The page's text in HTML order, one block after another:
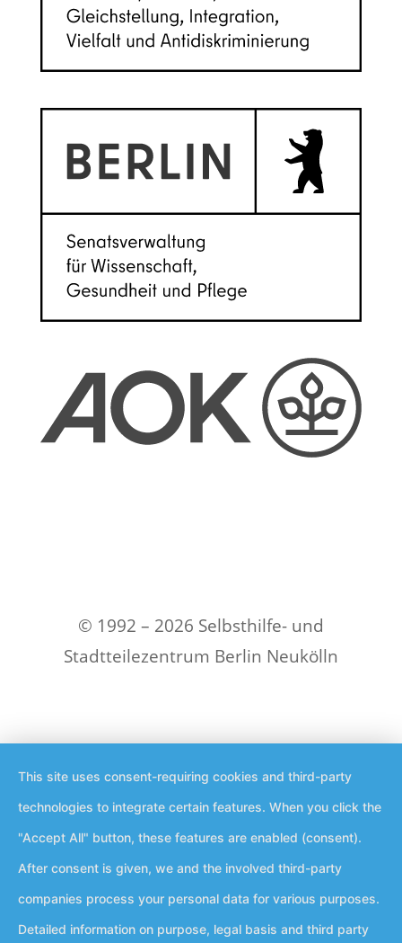
© 1992 – 2026 Selbsthilfe- und
Stadtteilezentrum Berlin Neukölln
This site uses consent-requiring cookies and third-party
technologies to integrate certain features. When you click the
"Accept All" button, these features are enabled (consent).
After consent is given, we and the involved third-party
companies process your personal data for various purposes.
Detailed information on purpose, legal basis and third party